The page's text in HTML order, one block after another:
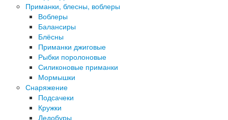
Приманки, блесны, воблеры
Воблеры
Балансиры
Блёсны
Приманки джиговые
Рыбки поролоновые
Силиконовые приманки
Мормышки
Снаряжение
Подсачеки
Кружки
Ледобуры